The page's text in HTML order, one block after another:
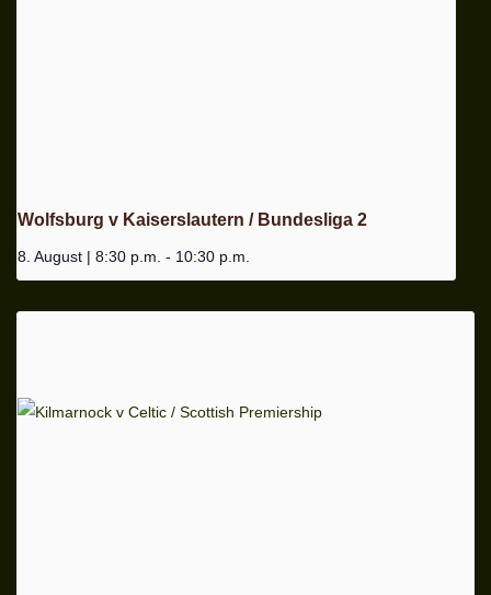
Wolfsburg v Kaiserslautern / Bundesliga 2
8. August | 8:30 p.m. - 10:30 p.m.